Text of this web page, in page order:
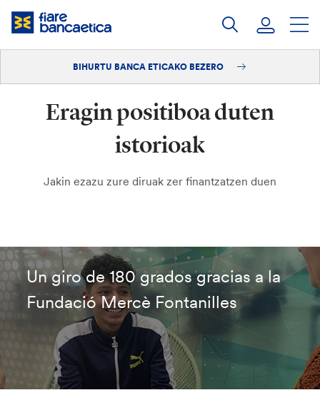
Pasatu
edukia
Bihurtu bezero
BIHURTU BANCA ETICAKO BEZERO
Eragin positiboa duten
istorioak
Jakin ezazu zure diruak zer finantzatzen duen
Un giro de 180 grados gracias a la
Fundació Mercè Fontanilles